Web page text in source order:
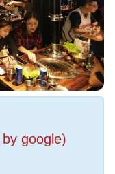
google)